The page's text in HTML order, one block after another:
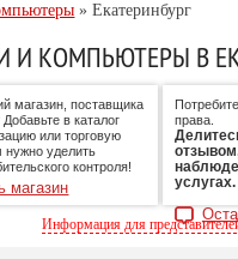
»Екатеринбург
И КОМПЬЮТЕРЫ В
магазин, поставщика
в каталог
или торговую
нужно уделить
контроля!
магазин
права.
услугах.
Информация для